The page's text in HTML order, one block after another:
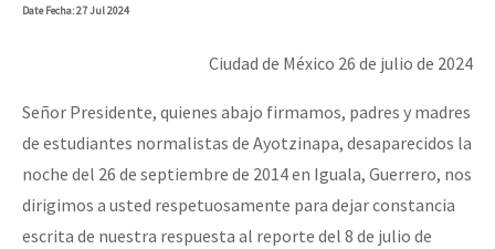
DateFecha: 27 Jul 2024
Ciudad de México 26 de julio de 2024
Señor Presidente, quienes abajo firmamos, padres y madres
de estudiantes normalistas de Ayotzinapa, desaparecidos la
noche del 26 de septiembre de 2014 en Iguala, Guerrero, nos
dirigimos a usted respetuosamente para dejar constancia
escrita de nuestra respuesta al reporte del 8 de julio de